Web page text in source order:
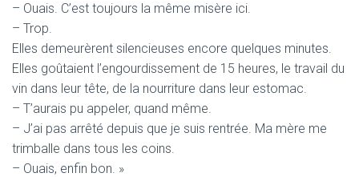
– Ouais. C’est toujours la même misère ici.
– Trop.
Elles demeurèrent silencieuses encore quelques minutes.
Elles goûtaient l’engourdissement de 15 heures, le travail du
vin dans leur tête, de la nourriture dans leur estomac.
– T’aurais pu appeler, quand même.
– J’ai pas arrêté depuis que je suis rentrée. Ma mère me
trimballe dans tous les coins.
– Ouais, enfin bon. »